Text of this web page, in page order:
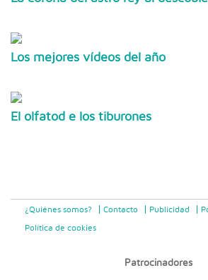
Los mejores vídeos del año
El olfatod e los tiburones
¿Quiénes somos? Contacto Publicidad
Política de cookies
Patrocinadores